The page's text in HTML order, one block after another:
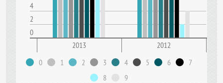
4
2
0
2013
2012
0 1 2 3 4 5 6
7
8
9